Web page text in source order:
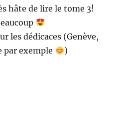
hâte de lire le tome 3!
les dédicaces (Genève,
par exemple
)